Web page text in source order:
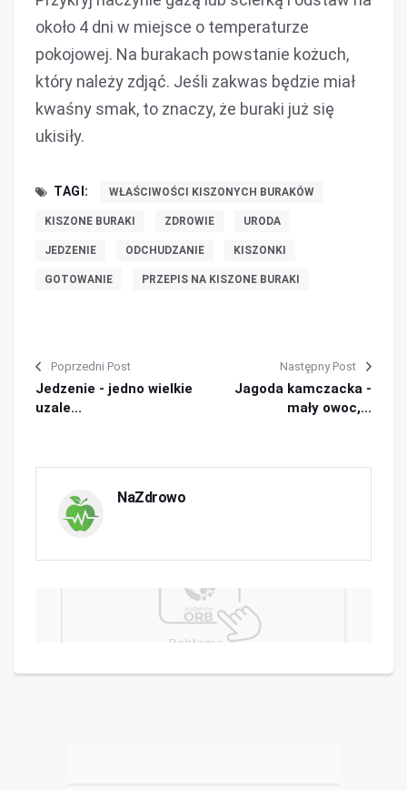
około 4 dni w miejsce o temperaturze
pokojowej. Na burakach powstanie kożuch,
który należy zdjąć. Jeśli zakwas będzie miał
kwaśny smak, to znaczy, że buraki już się
ukisiły.
TAGI: WŁAŚCIWOŚCI KISZONYCH BURAKÓW
KISZONE BURAKI ZDROWIE URODA
JEDZENIE ODCHUDZANIE KISZONKI
GOTOWANIE PRZEPIS NA KISZONE BURAKI
Poprzedni Post
Jedzenie - jedno wielkie
uzale...
Następny Post
Jagoda kamczacka -
mały owoc,...
NaZdrowo